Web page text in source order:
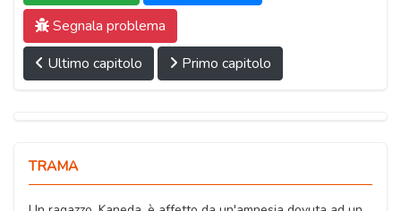
Segnala problema
Ultimo capitolo
Primo capitolo
TRAMA